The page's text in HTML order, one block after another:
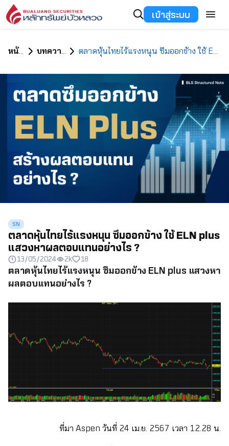
เข้าสู่ระบบ
หน้าแรก บทความทั้งหมด ตลาดหุ้นไทยไร้แรงหนุน ซึมออกข้าง ใช้ ELN plus แสวงหาผลตอบแทนอย่างไร ?
SN
ตลาดหุ้นไทยไร้แรงหนุน ซึมออกข้าง ใช้ ELN plus
แสวงหาผลตอบแทนอย่างไร ?
13/05/2024 2k 18
ตลาดหุ้นไทยไร้แรงหนุน ซึมออกข้าง ELN plus แสวงหา
ผลตอบแทนอย่างไร ?
ที่มา Aspen วันที่ 24 เม.ย. 2567 เวลา 12.28 น.